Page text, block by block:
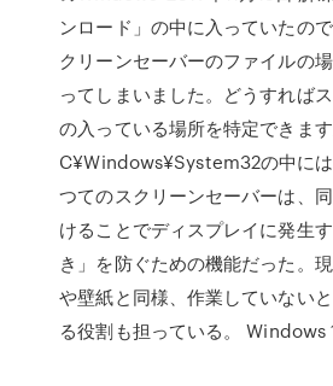
ンロード」の中に入っていたの
クリーンセーバーのファイルの
ってしまいました。どうすれば
の入っている場所を特定できま
C¥Windows¥System32の中に
つてのスクリーンセーバーは、
けることでディスプレイに発生
き」を防ぐための機能だった。
や壁紙と同様、作業していない
る役割も担っている。 Windows